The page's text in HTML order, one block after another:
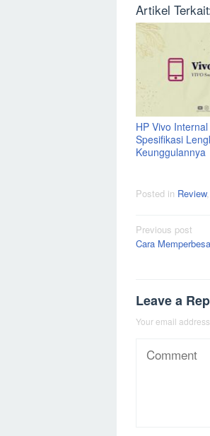
Artikel
HP Vivo
Spesifikasi
Keunggulannya
Posted in Review,
Post
Previous post
Cara
Leave a
Your email